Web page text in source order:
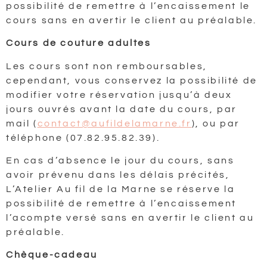
possibilité de remettre à l’encaissement le
cours sans en avertir le client au préalable.
Cours de couture adultes
Les cours sont non remboursables,
cependant, vous conservez la possibilité de
modifier votre réservation jusqu’à deux
jours ouvrés avant la date du cours, par
mail (contact@aufildelamarne.fr), ou par
téléphone (07.82.95.82.39).
En cas d’absence le jour du cours, sans
avoir prévenu dans les délais précités,
L’Atelier Au fil de la Marne se réserve la
possibilité de remettre à l’encaissement
l’acompte versé sans en avertir le client au
préalable.
Chèque-cadeau